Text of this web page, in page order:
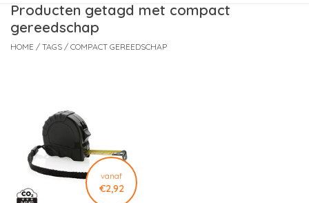
Nieuws
Producten getagd met compact
gereedschap
HOME / TAGS / COMPACT GEREEDSCHAP
vanaf
€2,92